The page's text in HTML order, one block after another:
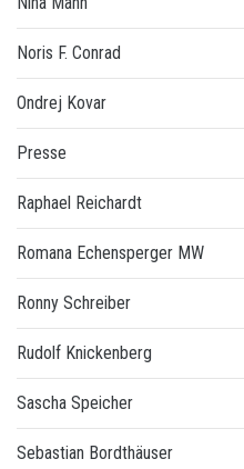
Noris F. Conrad
Ondrej Kovar
Presse
Raphael Reichardt
Romana Echensperger MW
Ronny Schreiber
Rudolf Knickenberg
Sascha Speicher
Sebastian Bordthäuser